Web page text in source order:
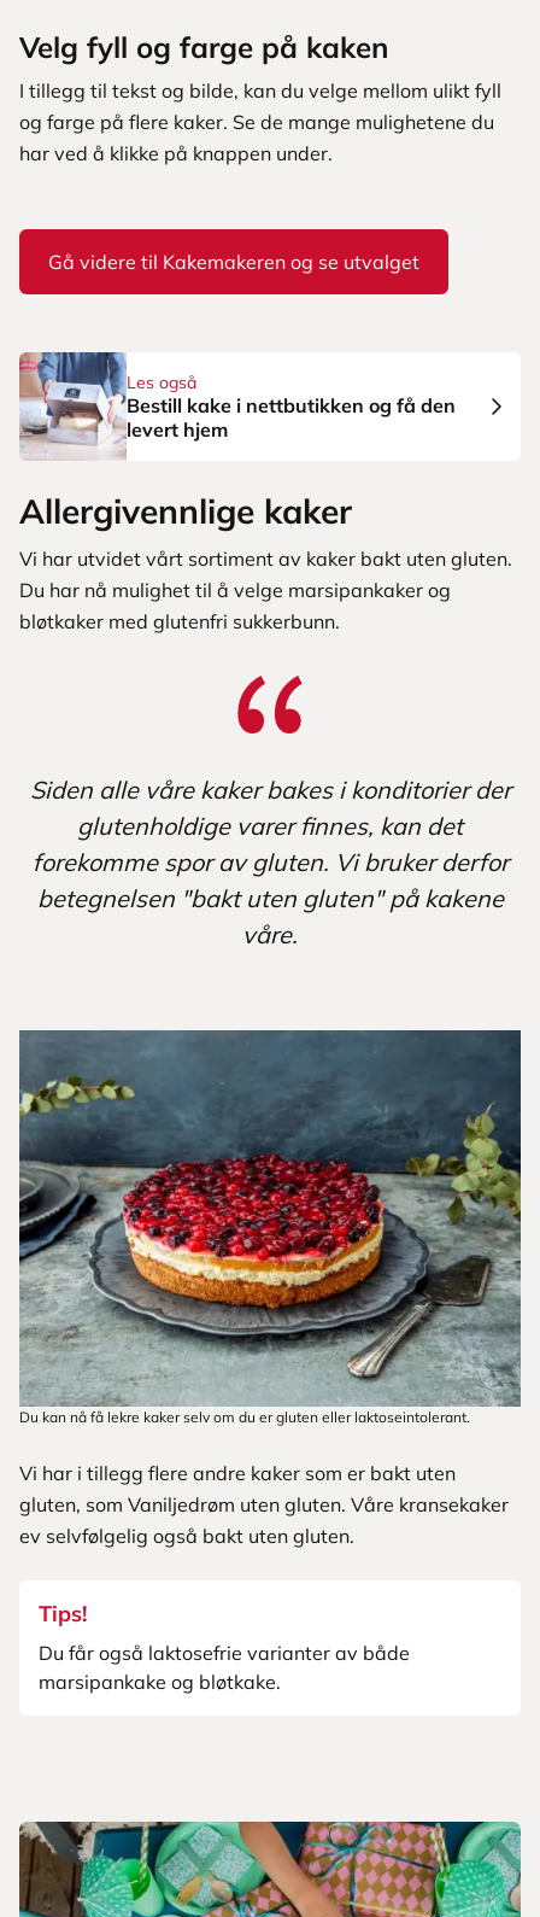
Velg fyll og farge på kaken
I tillegg til tekst og bilde, kan du velge mellom ulikt fyll
og farge på flere kaker. Se de mange mulighetene du
har ved å klikke på knappen under.
Gå videre til Kakemakeren og se utvalget
Les også
Bestill kake i nettbutikken og få den
levert hjem
Allergivennlige kaker
Vi har utvidet vårt sortiment av kaker bakt uten gluten.
Du har nå mulighet til å velge marsipankaker og
bløtkaker med glutenfri sukkerbunn.
Siden alle våre kaker bakes i konditorier der
glutenholdige varer finnes, kan det
forekomme spor av gluten. Vi bruker derfor
betegnelsen "bakt uten gluten" på kakene
våre.
Du kan nå få lekre kaker selv om du er gluten eller laktoseintolerant.
Vi har i tillegg flere andre kaker som er bakt uten
gluten, som Vaniljedrøm uten gluten. Våre kransekaker
ev selvfølgelig også bakt uten gluten.
Tips!
Du får også laktosefrie varianter av både
marsipankake og bløtkake.